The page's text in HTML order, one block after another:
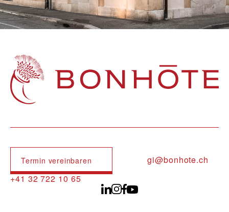
Navigation principale
Termin vereinbaren
gi@bonhote.ch
+41 32 722 10 65